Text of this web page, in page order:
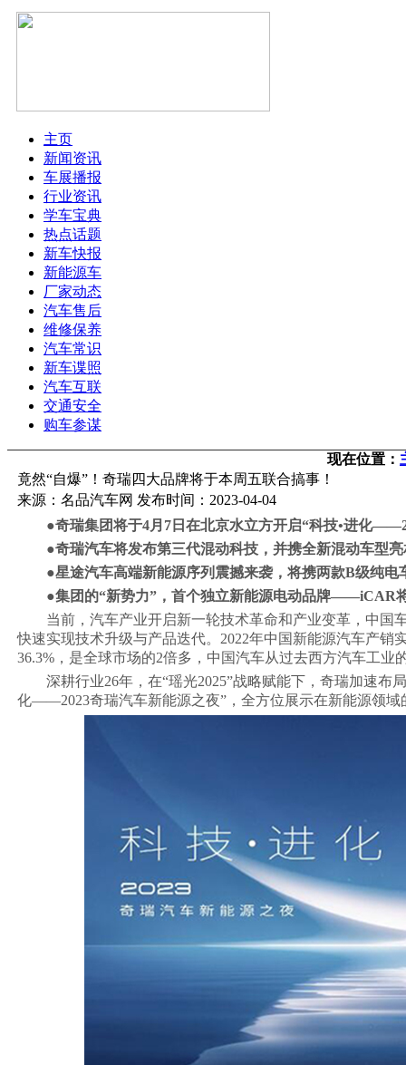
主页
新闻资讯
车展播报
行业资讯
学车宝典
热点话题
新车快报
新能源车
厂家动态
汽车售后
维修保养
汽车常识
新车谍照
汽车互联
交通安全
购车参谋
现在位置：
竟然“自爆”！奇瑞四大品牌将于本周五联合搞事！
来源：名品汽车网 发布时间：2023-04-04
●奇瑞集团将于4月7日在北京水立方开启“科技•进化
●奇瑞汽车将发布第三代混动科技，并携全新混动车型亮
●星途汽车高端新能源序列震撼来袭，将携两款B级纯电
●集团的“新势力”，首个独立新能源电动品牌——iCAR
当前，汽车产业开启新一轮技术革命和产业变革，中国
快速实现技术升级与产品迭代。2022年中国新能源汽车产销
36.3%，是全球市场的2倍多，中国汽车从过去西方汽车工业
深耕行业26年，在“瑶光2025”战略赋能下，奇瑞加速布
化——2023奇瑞汽车新能源之夜”，全方位展示在新能源领